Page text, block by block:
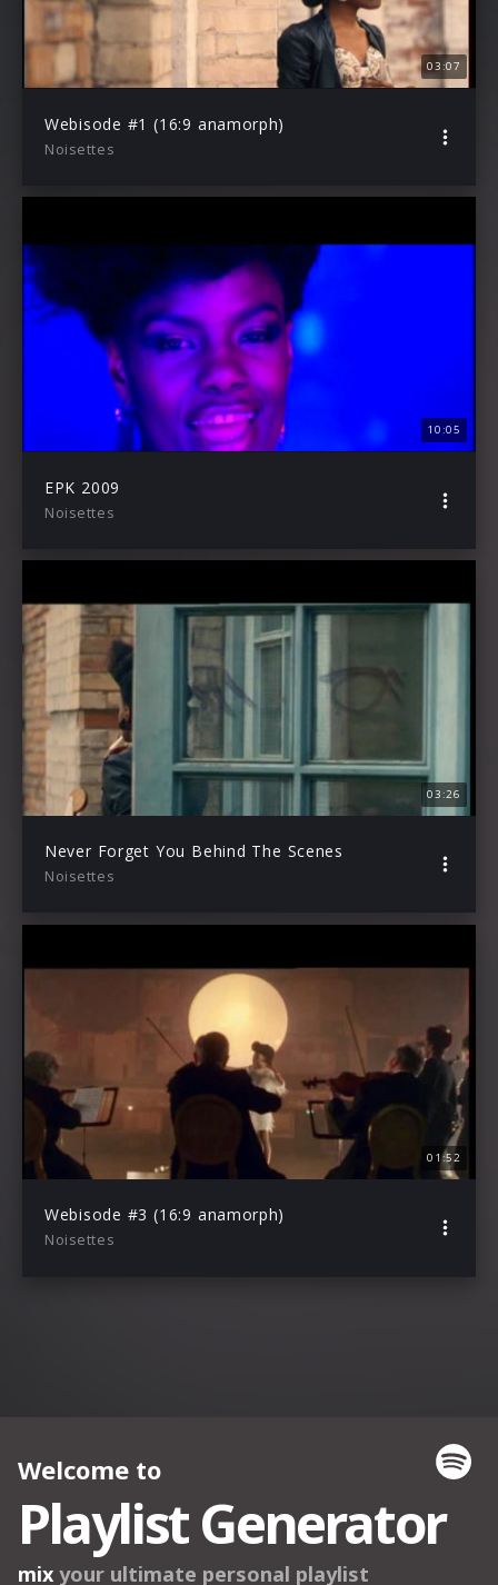
03:07
Webisode #1 (16:9 anamorph)
Noisettes
10:05
EPK 2009
Noisettes
03:26
Never Forget You Behind The Scenes
Noisettes
01:52
Webisode #3 (16:9 anamorph)
Noisettes